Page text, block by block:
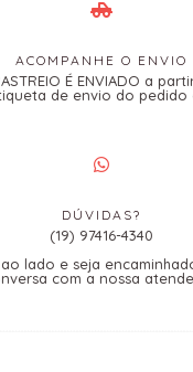
ACOMPANHE O ENVIO
É ENVIADO a
de envio do pedido
DÚVIDAS?
(19) 97416-4340
lado e seja
com a nossa